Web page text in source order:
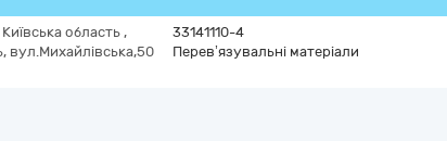
Київська область ,
вул.Михайлівська,50
33141110-4
Перев’язувальні матеріали